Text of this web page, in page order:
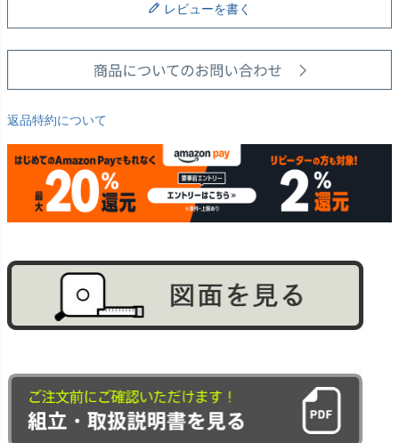
レビューを書く
返品特約について